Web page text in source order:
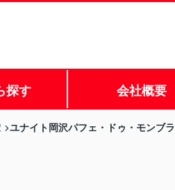
探す 会社概要
ユナイト岡沢パフェ・ドゥ・モンブ